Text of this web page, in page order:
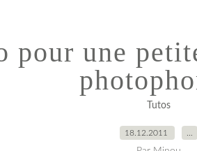
pour une
Tutos
18.12.2011